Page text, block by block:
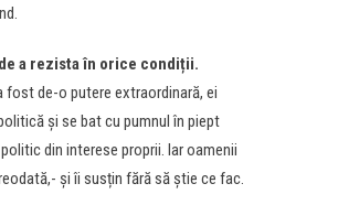
a rezista în orice condiții.
de-o putere extraordinară, ei
și se bat cu pumnul în piept
din interese proprii. Iar oamenii
și îi susțin fără să știe ce fac.